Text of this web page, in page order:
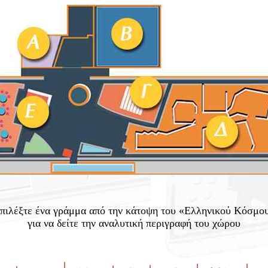
ένα γράμμα από την κάτοψη του «Ελληνικού
για να δείτε την αναλυτική περιγραφή του χώρου